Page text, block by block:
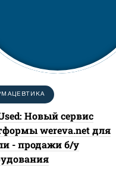
Новый сервис
wereva.net для
- продажи б/у